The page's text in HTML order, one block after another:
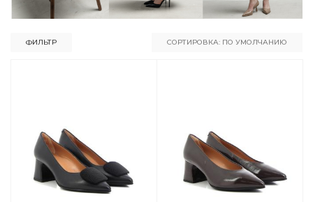
ФИЛЬТР СОРТИРОВКА: ПО УМОЛЧАНИЮ